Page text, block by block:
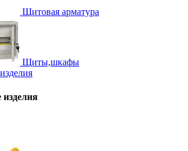
Щитовая арматура
Щиты,шкафы